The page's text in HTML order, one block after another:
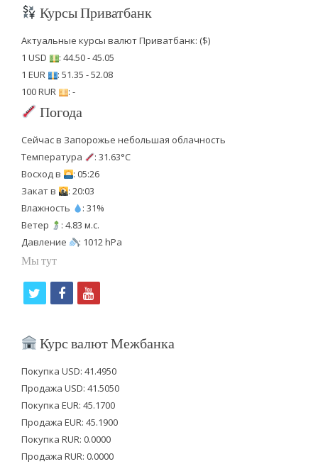
Курсы Приватбанк
Актуальные курсы валют Приватбанк: ($)
1 USD
: 44.50 - 45.05
1 EUR
: 51.35 - 52.08
100 RUR
: -
Погода
Сейчас в Запорожье небольшая облачность
Температура
: 31.63°C
Восход в
: 05:26
Закат в
: 20:03
Влажность
: 31%
Ветер
: 4.83 м.с.
Давление
: 1012 hPa
Мы тут
i
t
e
r
f
c
b
o
o
k
y
u
u
b
e
Курс валют Межбанка
Покупка USD: 41.4950
Продажа USD: 41.5050
Покупка EUR: 45.1700
Продажа EUR: 45.1900
Покупка RUR: 0.0000
Продажа RUR: 0.0000